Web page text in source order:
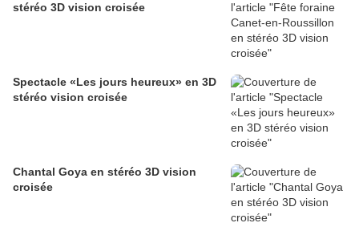
stéréo 3D vision croisée
Spectacle «Les jours heureux» en 3D
stéréo vision croisée
Chantal Goya en stéréo 3D vision
croisée